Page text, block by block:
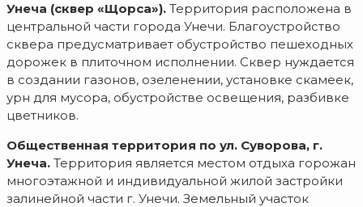
Унеча (сквер «Щорса»). Территория расположена в
центральной части города Унечи. Благоустройство
сквера предусматривает обустройство пешеходных
дорожек в плиточном исполнении. Сквер нуждается
в создании газонов, озеленении, установке скамеек,
урн для мусора, обустройстве освещения, разбивке
цветников.
Общественная территория по ул. Суворова, г.
Унеча. Территория является местом отдыха горожан
многоэтажной и индивидуальной жилой застройки
залинейной части г. Унечи. Земельный участок